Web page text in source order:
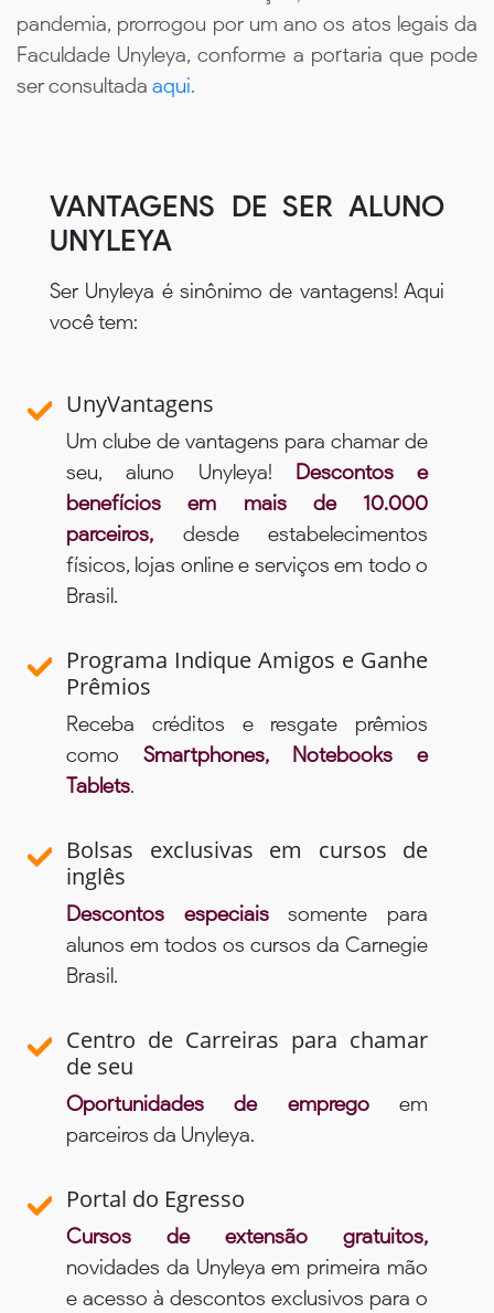
pandemia, prorrogou por um ano os atos legais da
Faculdade Unyleya, conforme a portaria que pode
ser consultada aqui.
VANTAGENS DE SER ALUNO
UNYLEYA
Ser Unyleya é sinônimo de vantagens! Aqui
você tem:
UnyVantagens
Um clube de vantagens para chamar de
seu, aluno Unyleya! Descontos e
benefícios em mais de 10.000
parceiros, desde estabelecimentos
físicos, lojas online e serviços em todo o
Brasil.
Programa Indique Amigos e Ganhe
Prêmios
Receba créditos e resgate prêmios
como Smartphones, Notebooks e
Tablets.
Bolsas exclusivas em cursos de
inglês
Descontos especiaissomente para
alunos em todos os cursos da Carnegie
Brasil.
Centro de Carreiras para chamar
de seu
Oportunidades de empregoem
parceiros da Unyleya.
Portal do Egresso
Cursos de extensão gratuitos,
novidades da Unyleya em primeira mão
e acesso à descontos exclusivos para o